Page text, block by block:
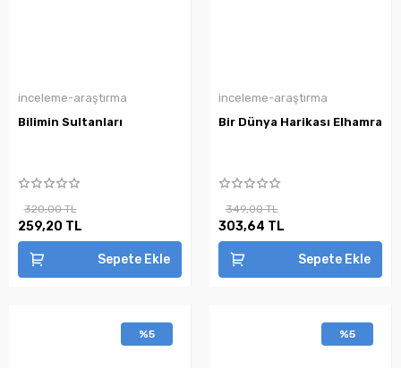
inceleme-araştırma
Bilimin Sultanları
320,00 TL
259,20 TL
Sepete Ekle
inceleme-araştırma
Bir Dünya Harikası Elhamra
349,00 TL
303,64 TL
Sepete Ekle
%5 %5